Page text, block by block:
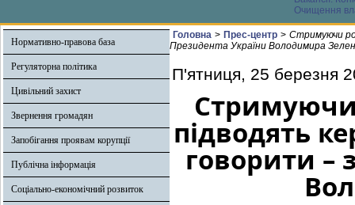
Очищення
Нормативно-правова база
Регуляторна політика
Цивільний захист
Звернення громадян
Запобігання проявам корупції
Публічна інформація
Соціально-економічний розвиток
Головна > Прес-центр > Стримуючи
Президента України Володимира
П'ятниця, 25 березня
Стримуючи
підводять
говорити –